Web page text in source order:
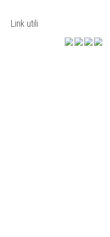
Link utili